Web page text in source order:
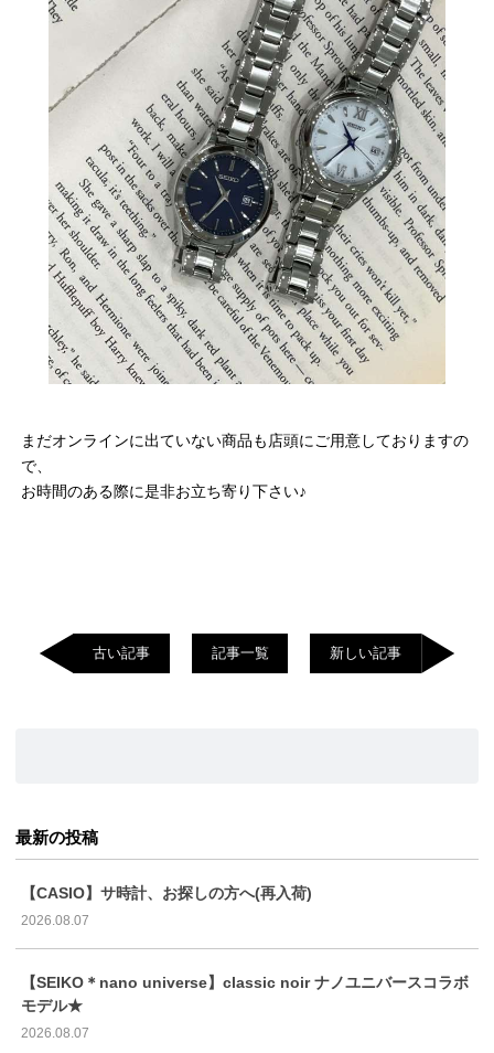
まだオンラインに出ていない商品も店頭にご用意しておりますの
で、
お時間のある際に是非お立ち寄り下さい♪
古い記事 記事一覧 新しい記事
最新の投稿
【CASIO】サ時計、お探しの方へ(再入荷)
2026.08.07
【SEIKO＊nano universe】classic noir ナノユニバースコラボ
モデル★
2026.08.07